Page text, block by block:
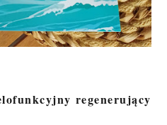
regenerujący